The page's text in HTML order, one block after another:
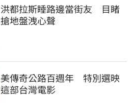
洪都拉斯睡路邊當街友　目睹
搶地盤洩心聲
美傳奇公路百週年　特別選映
這部台灣電影